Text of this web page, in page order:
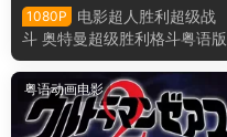
1080P
电影超人胜利超级战
斗 奥特曼超级胜利格斗粤语版
粤语动画电影